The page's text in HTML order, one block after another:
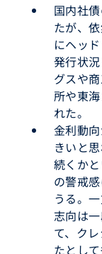
国内社
たが、
にヘッ
発行状
グスや
所や東
れた。
金利動
きいと
続くか
の警戒
うる。
志向は
て、ク
たとし